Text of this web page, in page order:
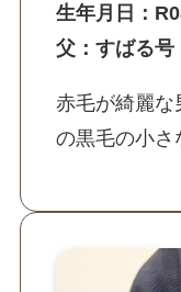
生年月日：
父：すばる
赤毛が綺麗な
の黒毛の小さ